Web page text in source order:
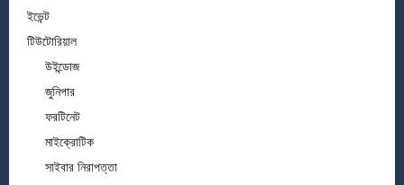
ইভেন্ট
টিউটোরিয়াল
উইন্ডোজ
জুনিপার
ফরটিনেট
মাইক্রোটিক
সাইবার নিরাপত্তা